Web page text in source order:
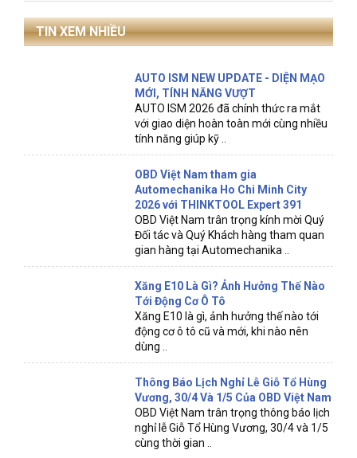
TIN XEM NHIỀU
AUTO ISM NEW UPDATE - DIỆN MẠO
MỚI, TÍNH NĂNG VƯỢT
AUTO ISM 2026 đã chính thức ra mắt
với giao diện hoàn toàn mới cùng nhiều
tính năng giúp kỹ ..
OBD Việt Nam tham gia
Automechanika Ho Chi Minh City
2026 với THINKTOOL Expert 391
OBD Việt Nam trân trọng kính mời Quý
Đối tác và Quý Khách hàng tham quan
gian hàng tại Automechanika ..
Xăng E10 Là Gì? Ảnh Hưởng Thế Nào
Tới Động Cơ Ô Tô
Xăng E10 là gì, ảnh hưởng thế nào tới
động cơ ô tô cũ và mới, khi nào nên
dùng ..
Thông Báo Lịch Nghỉ Lễ Giỗ Tổ Hùng
Vương, 30/4 Và 1/5 Của OBD Việt Nam
OBD Việt Nam trân trọng thông báo lịch
nghỉ lễ Giỗ Tổ Hùng Vương, 30/4 và 1/5
cùng thời gian ..